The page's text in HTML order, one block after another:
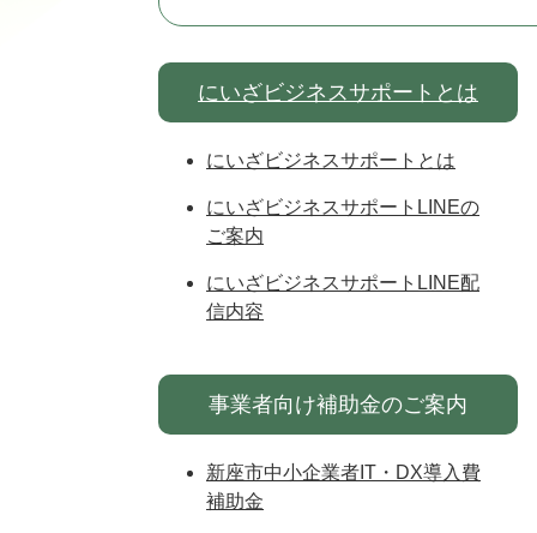
にいざビジネスサポートとは
にいざビジネスサポートとは
にいざビジネスサポートLINEの
ご案内
にいざビジネスサポートLINE配
信内容
事業者向け補助金のご案内
新座市中小企業者IT・DX導入費
補助金